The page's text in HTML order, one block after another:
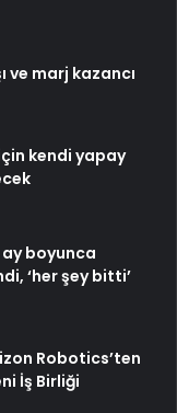
ve marj kazancı
kendi yapay
ay boyunca
‘her şey bitti’
Robotics’ten
İş Birliği